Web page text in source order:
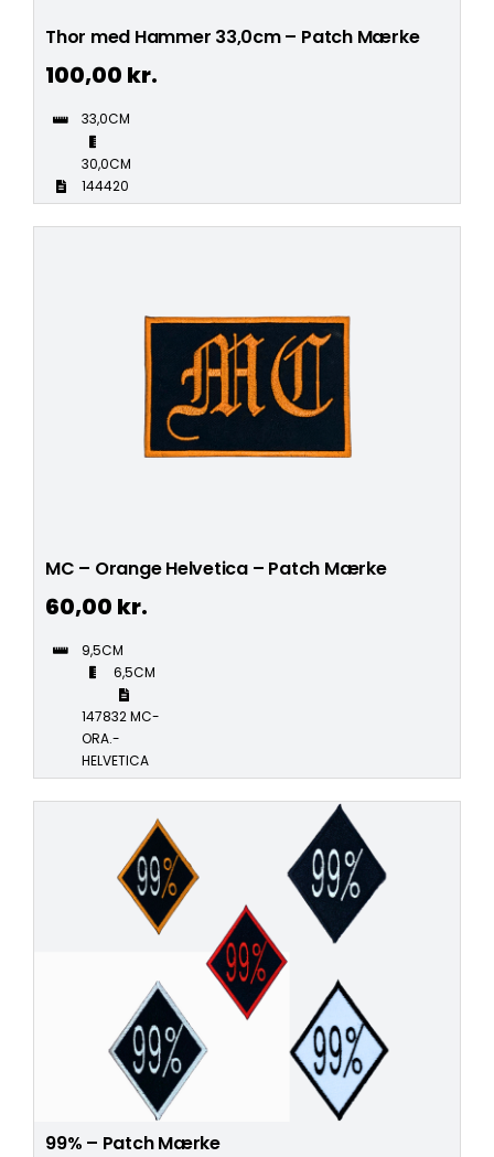
Thor med Hammer 33,0cm – Patch Mærke
100,00 kr.
33,0CM
30,0CM
144420
MC – Orange Helvetica – Patch Mærke
60,00 kr.
9,5CM
6,5CM
147832 MC-
ORA.-
HELVETICA
99% – Patch Mærke